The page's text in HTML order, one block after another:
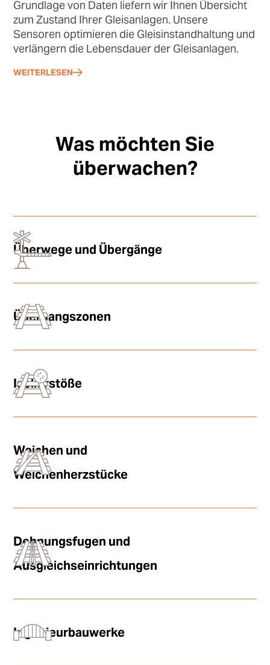
Grundlage von Daten liefern wir Ihnen Übersicht
zum Zustand Ihrer Gleisanlagen. Unsere
Sensoren optimieren die Gleisinstandhaltung und
verlängern die Lebensdauer der Gleisanlagen.
WEITERLESEN
Was möchten Sie
überwachen?
Überwege und Übergänge
Übergangszonen
Isolierstöße
Weichen und
Weichenherzstücke
Dehnungsfugen und
Ausgleichseinrichtungen
Ingenieurbauwerke